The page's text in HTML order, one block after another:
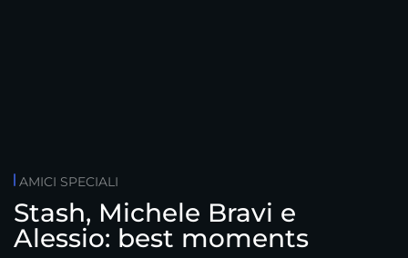
AMICI SPECIALI
Stash, Michele Bravi e
Alessio: best moments